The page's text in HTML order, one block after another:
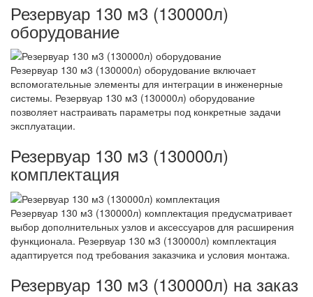
Резервуар 130 м3 (130000л)
оборудование
Резервуар 130 м3 (130000л) оборудование включает
вспомогательные элементы для интеграции в инженерные
системы. Резервуар 130 м3 (130000л) оборудование
позволяет настраивать параметры под конкретные задачи
эксплуатации.
Резервуар 130 м3 (130000л)
комплектация
Резервуар 130 м3 (130000л) комплектация предусматривает
выбор дополнительных узлов и аксессуаров для расширения
функционала. Резервуар 130 м3 (130000л) комплектация
адаптируется под требования заказчика и условия монтажа.
Резервуар 130 м3 (130000л) на заказ